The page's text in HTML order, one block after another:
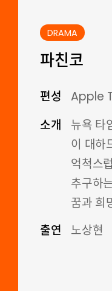
DRAMA
파친코
편성 Apple
소개
뉴욕 타
이 대하
억척스
추구하
꿈과 희
출연
노상현